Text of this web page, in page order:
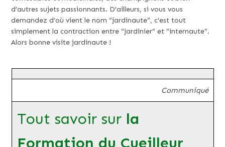
d’autres sujets passionnants. D’ailleurs, si vous vous
demandez d’où vient le nom “jardinaute”, c’est tout
simplement la contraction entre “jardinier” et “internaute”.
Alors bonne visite jardinaute !
Communiqué
Tout savoir sur la
Formation du Cueilleur